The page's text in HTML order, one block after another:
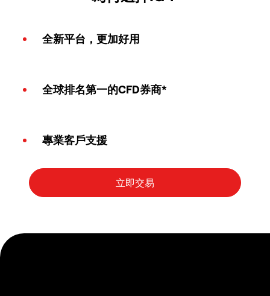
全新平台，更加好用
全球排名第一的CFD券商*
專業客戶支援